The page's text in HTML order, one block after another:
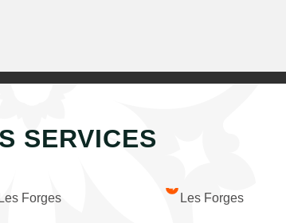
SERVICES
Forges Les Forges